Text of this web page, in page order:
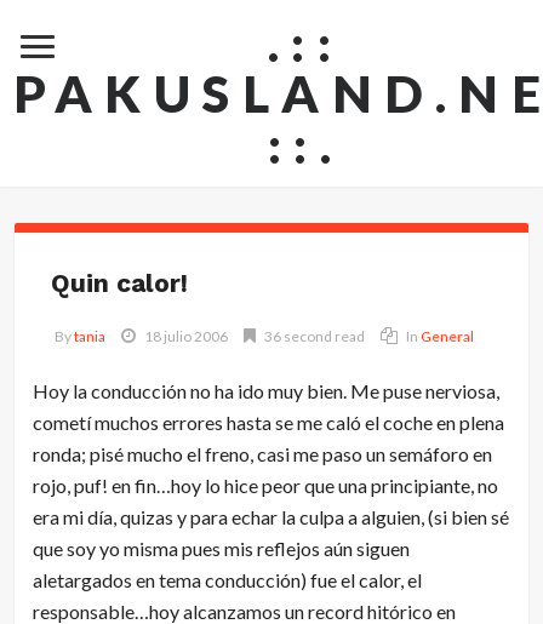
.::
::.
Quin calor!
Bytania 18 julio 2006 36 second read In General
Hoy la conducción no ha ido muy bien. Me puse nerviosa,
cometí muchos errores hasta se me caló el coche en plena
ronda; pisé mucho el freno, casi me paso un semáforo en
rojo, puf! en fin…hoy lo hice peor que una principiante, no
era mi día, quizas y para echar la culpa a alguien, (si bien sé
que soy yo misma pues mis reflejos aún siguen
aletargados en tema conducción) fue el calor, el
responsable…hoy alcanzamos un record hitórico en